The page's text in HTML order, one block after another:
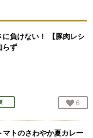
に負けない！ 【豚肉レシ
らず
お気
6
マトのさわやか夏カレー